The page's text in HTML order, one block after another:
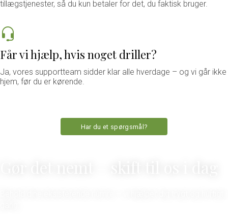
tillægstjenester, så du kun betaler for det, du faktisk bruger.
Får vi hjælp, hvis noget driller?
Ja, vores supportteam sidder klar alle hverdage – og vi går ikke
hjem, før du er kørende.
Har du et spørgsmål?